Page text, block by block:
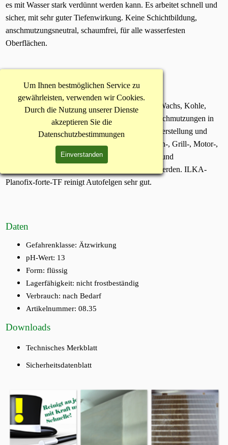
Um Ihnen bestmöglichen Service zu
gewährleisten, verwenden wir Cookies.
Durch die Nutzung unserer Dienste
akzeptieren Sie die
Datenschutzbestimmungen
Einverstanden
es mit Wasser stark verdünnt werden kann. Es arbeitet schnell und
sicher, mit sehr guter Tiefenwirkung. Keine Schichtbildung,
anschmutzungsneutral, schaumfrei, für alle wasserfesten
Oberflächen.
ILKA-Planofix-forte-TF ist ein hochwirksames
Reinigungskonzentrat. Es entfernt u.a. Fett, Öl, Wachs, Kohle,
Kerosin, Ruß, Tinte und andere hartnäckige Verschmutzungen in
der (KfZ-)Industrie, Gastronomie, Lebensmittelherstellung und
Handwerksbetrieben. Es kann z.B. als Maschinen-, Grill-, Motor-,
Grund-, Unterhalts-, Planen-, Kunststoff-, Zink- und
Küchenreiniger sowie als Anlauger verwendet werden. ILKA-
Planofix-forte-TF reinigt Autofelgen sehr gut.
Daten
Gefahrenklasse: Ätzwirkung
pH-Wert: 13
Form: flüssig
Lagerfähigkeit: nicht frostbeständig
Verbrauch: nach Bedarf
Artikelnummer: 08.35
Downloads
Technisches Merkblatt
Sicherheitsdatenblatt